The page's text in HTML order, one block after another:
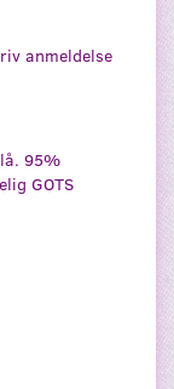
anmeldelse
95%
GOTS